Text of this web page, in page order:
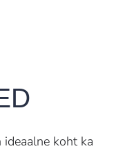
koht ka